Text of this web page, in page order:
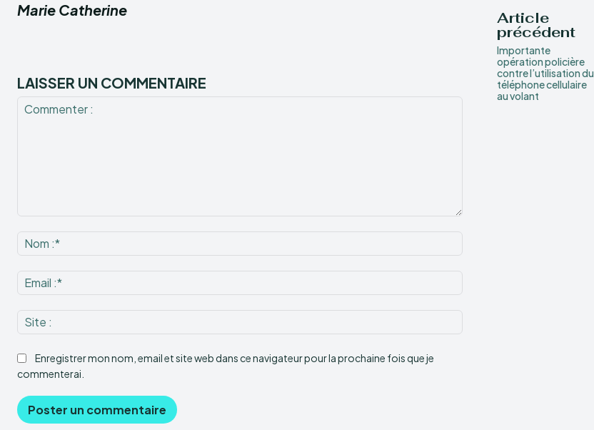
Marie Catherine
LAISSER UN COMMENTAIRE
:*
:*
:
Enregistrer mon nom, email et site web dans ce navigateur pour la prochaine fois que je
commenterai.
Article
précédent
Importante
opération policière
contre l’utilisation du
téléphone cellulaire
au volant